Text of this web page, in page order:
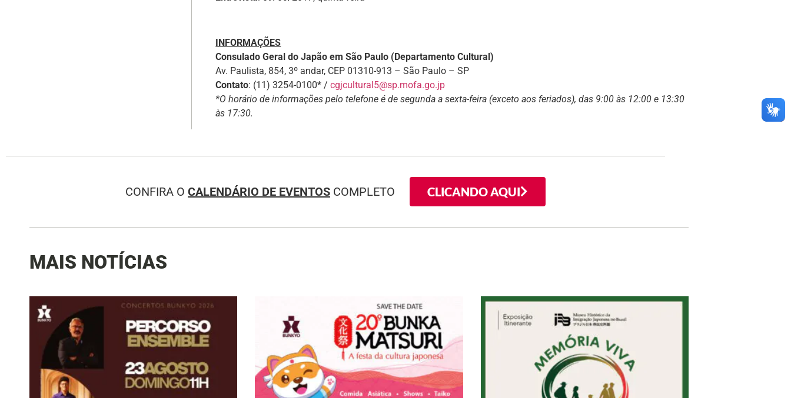
INFORMAÇÕES
Consulado Geral do Japão em São Paulo (Departamento Cultural)
Av. Paulista, 854, 3º andar, CEP 01310-913 – São Paulo – SP
Contato: (11) 3254-0100* /cgjcultural5@sp.mofa.go.jp
*O horário de informações pelo telefone é de segunda a sexta-feira (exceto aos feriados), das 9:00 às 12:00 e 13:30
às 17:30.
CONFIRA O CALENDÁRIO DE EVENTOS COMPLETO CLICANDO AQUI
MAIS NOTÍCIAS